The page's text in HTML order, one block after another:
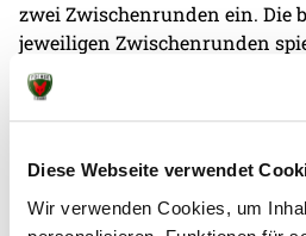
Diese Webseite verwendet
Wir verwenden Cookies, um
zwei Zwischenrunden ein. Die
jeweiligen Zwischenrunden
gegeneinander. Die
Gruppe mit Frisch Auf!
dem Olympiazentrum Minsk